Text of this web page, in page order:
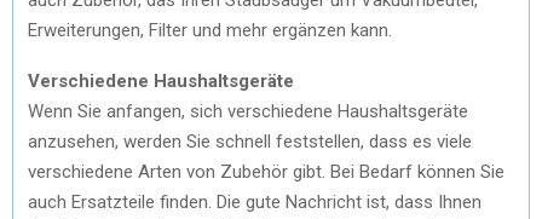
Erweiterungen, Filter und mehr ergänzen kann.
Verschiedene Haushaltsgeräte
Wenn Sie anfangen, sich verschiedene Haushaltsgeräte
anzusehen, werden Sie schnell feststellen, dass es viele
verschiedene Arten von Zubehör gibt. Bei Bedarf können Sie
auch Ersatzteile finden. Die gute Nachricht ist, dass Ihnen